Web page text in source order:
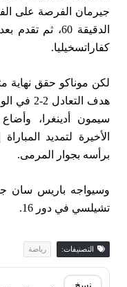
جيرمان الفرصة على
الدقيقة 60،
‌كفاراتسخيليا.
لكن موناكو حقق نهاية
هدف
سيمون أدينغرا،
الأخيرة لتمديد
برأسه بجوار المرمى.
وسيواجه باريس سان
تشيلسي في دور 16.
التصنيفات: رياضة